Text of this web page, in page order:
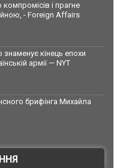
і прагне
- Foreign Affairs
кінець епохи
армії — NYT
брифінга Михайла